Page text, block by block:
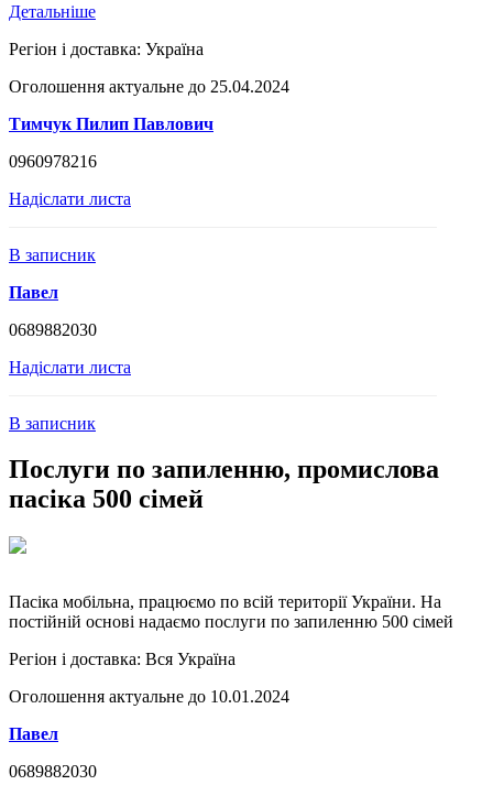
Детальніше
Регіон і доставка: Україна
Оголошення актуальне до 25.04.2024
Тимчук Пилип Павлович
0960978216
Надіслати листа
В записник
Павел
0689882030
Надіслати листа
В записник
Послуги по запиленню, промислова
пасіка 500 сімей
Пасіка мобільна, працюємо по всій території України. На
постійній основі надаємо послуги по запиленню 500 сімей
Регіон і доставка: Вся Україна
Оголошення актуальне до 10.01.2024
Павел
0689882030